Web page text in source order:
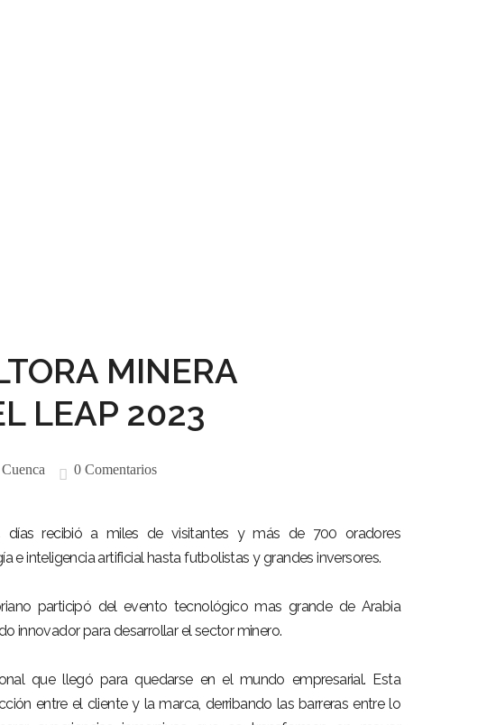
MINERA
LEAP 2023
0 Comentarios
recibió a miles de visitantes y más de 700 oradores
e inteligencia artificial hasta futbolistas y grandes inversores.
participó del evento tecnológico mas grande de Arabia
innovador para desarrollar el sector minero.
que llegó para quedarse en el mundo empresarial. Esta
entre el cliente y la marca, derribando las barreras entre lo